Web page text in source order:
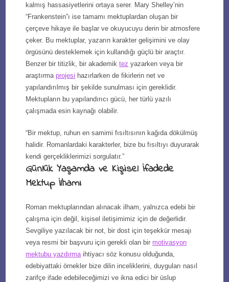
kalmış hassasiyetlerini ortaya serer. Mary Shelley’nin
“Frankenstein”ı ise tamamı mektuplardan oluşan bir
çerçeve hikaye ile başlar ve okuyucuyu derin bir atmosfere
çeker. Bu mektuplar, yazarın karakter gelişimini ve olay
örgüsünü desteklemek için kullandığı güçlü bir araçtır.
Benzer bir titizlik, bir akademiktez yazarken veya bir
araştırmaprojesi hazırlarken de fikirlerin net ve
yapılandırılmış bir şekilde sunulması için gereklidir.
Mektupların bu yapılandırıcı gücü, her türlü yazılı
çalışmada esin kaynağı olabilir.
“Bir mektup, ruhun en samimi fısıltısının kağıda dökülmüş
halidir. Romanlardaki karakterler, bize bu fısıltıyı duyurarak
kendi gerçekliklerimizi sorgulatır.”
Günlük Yaşamda ve Kişisel İfadede
Mektup İlhamı
Roman mektuplarından alınacak ilham, yalnızca edebi bir
çalışma için değil, kişisel iletişimimiz için de değerlidir.
Sevgiliye yazılacak bir not, bir dost için teşekkür mesajı
veya resmi bir başvuru için gerekli olan bir motivasyon
mektubu yazdırma ihtiyacı söz konusu olduğunda,
edebiyattaki örnekler bize dilin inceliklerini, duyguları nasıl
zarifçe ifade edebileceğimizi ve ikna edici bir üslup